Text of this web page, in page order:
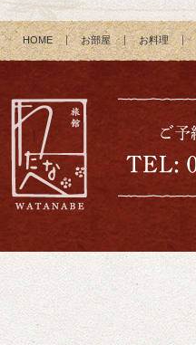
HOME お部屋 お料理